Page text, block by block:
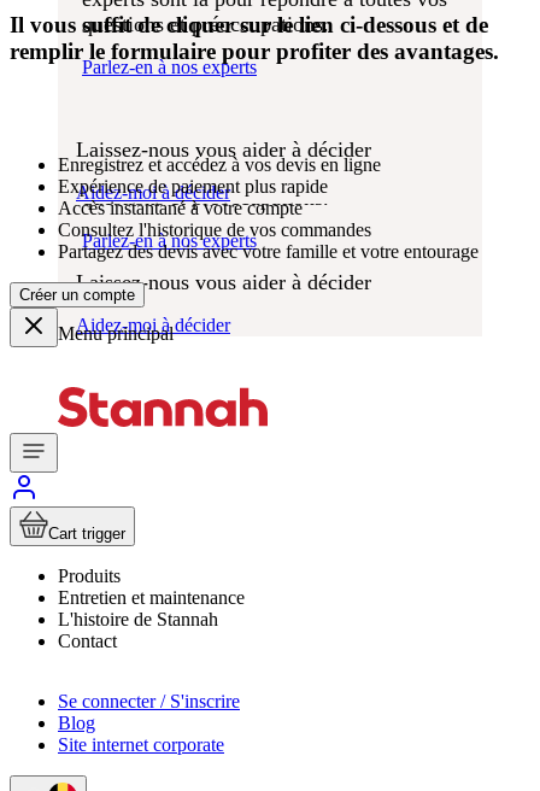
Prix
des
monte-
escaliers
Quel produit vous
convient le mieux?
Laissez-nous vous aider à décider
Aidez-moi à décider
levage Stannah sans aucun souci. Nos
experts sont là pour répondre à toutes vos
questions et préoccupations.
Parlez-en à nos experts
convient le mieux?
Laissez-nous vous aider à décider
Aidez-moi à décider
questions et préoccupations.
Parlez-en à nos experts
Il vous suffit de cliquer sur le lien ci-dessous et de
remplir le formulaire pour profiter des avantages.
Enregistrez et accédez à vos devis en ligne
Expérience de paiement plus rapide
Accès instantané à votre compte
Consultez l'historique de vos commandes
Partagez des devis avec votre famille et votre entourage
Créer un compte
Menu principal
Cart trigger
Produits
Entretien et maintenance
L'histoire de Stannah
Contact
Se connecter / S'inscrire
Blog
Site internet corporate